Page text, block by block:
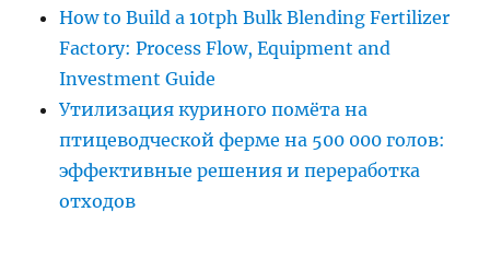
How to Build a 10tph Bulk Blending Fertilizer
Factory: Process Flow, Equipment and
Investment Guide
Утилизация куриного помёта на
птицеводческой ферме на 500 000 голов:
эффективные решения и переработка
отходов